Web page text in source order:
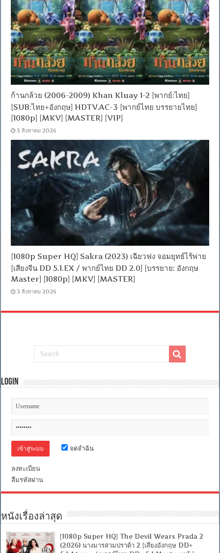
ก้านกล้วย (2006-2009) Khan Kluay 1-2 [พากย์:ไทย]
[SUB:ไทย+อังกฤษ] HDTV.AC-3 [พากย์ไทย บรรยายไทย]
[1080p] [MKV] [MASTER] [VIP]
5 สิงหาคม 2026
[1080p Super HQ] Sakra (2023) เฉียวฟง จอมยุทธ์ไร้พ่าย
[เสียงจีน DD 5.1.EX / พากย์ไทย DD 2.0] [บรรยาย: อังกฤษ
Master] [1080p] [MKV] [MASTER]
3 สิงหาคม 2026
Login
จดจำฉัน
ลงทะเบียน
ลืมรหัสผ่าน
หนังเรื่องล่าสุด
[1080p Super HQ] The Devil Wears Prada 2
(2026) นางมารสวมปราด้า 2 [เสียงอังกฤษ DD+